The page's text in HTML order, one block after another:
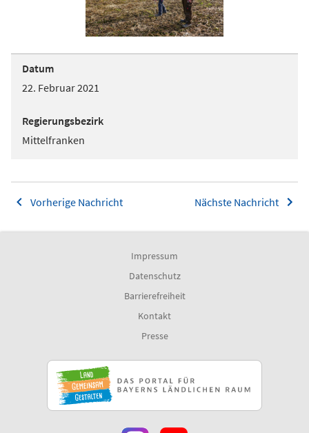
Datum
22. Februar 2021
Regierungsbezirk
Mittelfranken
Vorherige Nachricht Nächste Nachricht
Impressum
Datenschutz
Barrierefreiheit
Kontakt
Presse